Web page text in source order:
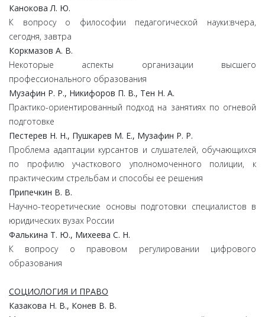
Канокова Л. Ю.
К вопросу о философии педагогической науки:вчера,
сегодня, завтра
Коркмазов А. В.
Некоторые аспекты организации высшего
профессионального образования
Музафин Р. Р., Никифоров П. В., Тен Н. А.
Практико-ориентированный подход на занятиях по огневой
подготовке
Пестерев Н. Н., Пушкарев М. Е., Музафин Р. Р.
Проблема адаптации курсантов и слушателей, обучающихся
по профилю участкового уполномоченного полиции, к
практическим стрельбам и способы ее решения
Припечкин В. В.
Научно-теоретические основы подготовки специалистов в
юридических вузах России
Фалькина Т. Ю., Михеева С. Н.
К вопросу о правовом регулировании цифрового
образования
СОЦИОЛОГИЯ И ПРАВО
Казакова Н. В., Конев В. В.